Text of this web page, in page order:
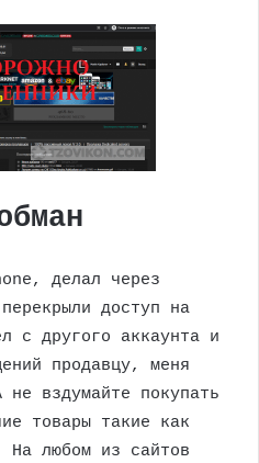
делал через
доступ на
с другого аккаунта и
продавцу, меня
не вздумайте покупать
товары такие как
любом из сайтов